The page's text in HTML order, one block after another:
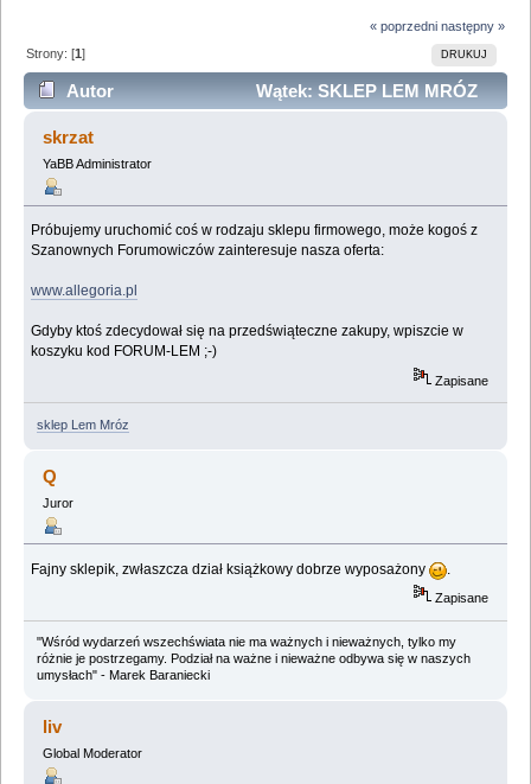
« poprzedni następny »
DRUKUJ
Strony: [1]
Autor
Wątek: SKLEP LEM MRÓZ
(Przeczytany 20024 razy)
skrzat
YaBB Administrator
Próbujemy uruchomić coś w rodzaju sklepu firmowego, może kogoś z
Szanownych Forumowiczów zainteresuje nasza oferta:
www.allegoria.pl
Gdyby ktoś zdecydował się na przedświąteczne zakupy, wpiszcie w
koszyku kod FORUM-LEM ;-)
Zapisane
sklep Lem Mróz
Q
Juror
Fajny sklepik, zwłaszcza dział książkowy dobrze wyposażony .
Zapisane
"Wśród wydarzeń wszechświata nie ma ważnych i nieważnych, tylko my
różnie je postrzegamy. Podział na ważne i nieważne odbywa się w naszych
umysłach" - Marek Baraniecki
liv
Global Moderator